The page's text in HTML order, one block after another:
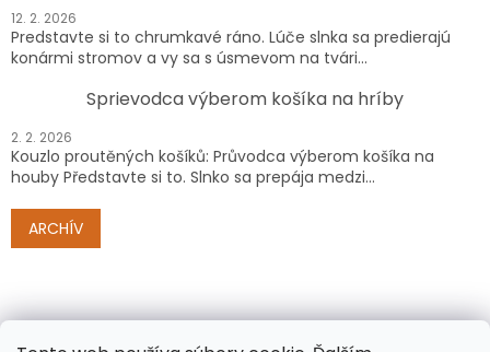
12. 2. 2026
Predstavte si to chrumkavé ráno. Lúče slnka sa predierajú
konármi stromov a vy sa s úsmevom na tvári...
Sprievodca výberom košíka na hríby
2. 2. 2026
Kouzlo proutěných košíků: Průvodca výberom košíka na
houby Představte si to. Slnko sa prepája medzi...
ARCHÍV